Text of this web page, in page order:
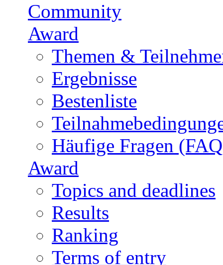
Community
Award
Themen &
Ergebnisse
Bestenliste
Häufige Fragen
Award
Topics and deadlines
Results
Ranking
Terms of entry